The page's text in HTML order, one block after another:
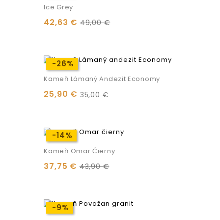
Ice Grey
42,63 € 49,00 €
Kameň Lámaný Andezit Economy
25,90 €
-26%
35,00 €
-26%
Kameň Omar Čierny
37,75 €
-14%
43,90 €
-14%
-9%
-9%